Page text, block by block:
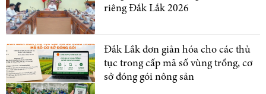
riêng Đắk Lắk 2026
Đắk Lắk đơn giản hóa cho các thủ
tục trong cấp mã số vùng trồng, cơ
sở đóng gói nông sản